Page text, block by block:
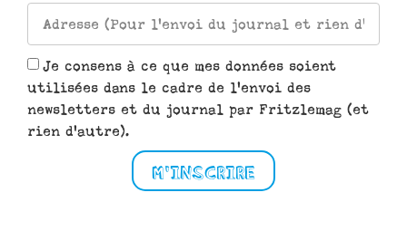
Je consens à ce que mes données soient
utilisées dans le cadre de l'envoi des
newsletters et du journal par Fritzlemag (et
rien d'autre).
M'INSCRIRE